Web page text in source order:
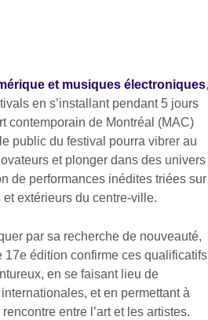
et musiques électroniques,
en s’installant pendant 5 jours
contemporain de Montréal (MAC)
public du festival pourra vibrer au
et plonger dans des univers
de performances inédites triées sur
extérieurs du centre-ville.
par sa recherche de nouveauté,
édition confirme ces qualificatifs
en se faisant lieu de
et en permettant à
entre l’art et les artistes.